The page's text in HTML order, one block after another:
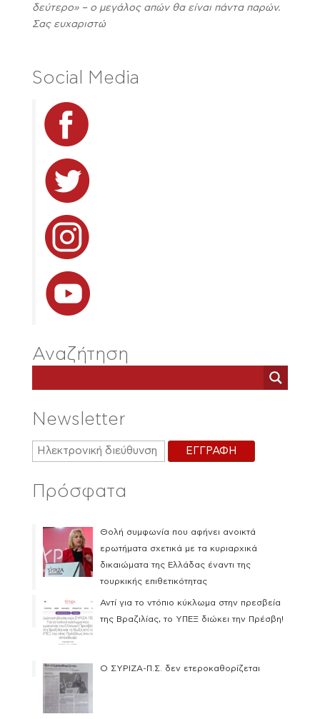
δεύτερο» – ο μεγάλος απών θα είναι πάντα παρών.
Σας ευχαριστώ
Social Media
Αναζήτηση
Newsletter
Πρόσφατα
Θολή συμφωνία που αφήνει ανοικτά
ερωτήματα σχετικά με τα κυριαρχικά
δικαιώματα της Ελλάδας έναντι της
τουρκικής επιθετικότητας
Αντί για το ντόπιο κύκλωμα στην πρεσβεία
της Βραζιλίας, το ΥΠΕΞ διώκει την Πρέσβη!
Ο ΣΥΡΙΖΑ-Π.Σ. δεν ετεροκαθορίζεται